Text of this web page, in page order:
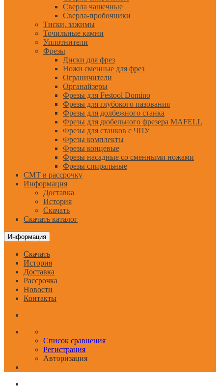
Сверла чашечные
Сверла-пробочники
Тиски, зажимы
Точильные камни
Уплотнители
Фрезы
Диски для фрез
Ножи сменные для фрез
Ограничители
Органайзеры
Фрезы для Festool Domino
Фрезы для глубокого пазования
Фрезы для долбежного станка
Фрезы для дюбельного фрезера MAFELL
Фрезы для станков с ЧПУ
Фрезы комплекты
Фрезы концевые
Фрезы насадные со сменными ножами
Фрезы спиральные
CMT в рассрочку
Информация
Доставка
История
Скачать
Скачать каталог
Информация
Скачать
История
Доставка
Рассрочка
Новости
Контакты
Список сравнения
Регистрация
Авторизация